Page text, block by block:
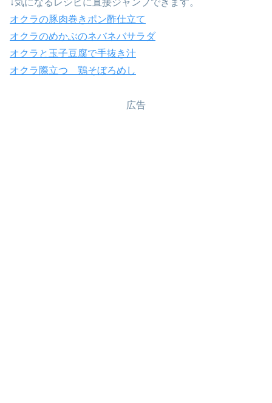
↓気になるレシピに直接ジャンプできます。
オクラの豚肉巻きポン酢仕立て
オクラのめかぶのネバネバサラダ
オクラと玉子豆腐で手抜き汁
オクラ際立つ 鶏そぼろめし
広告